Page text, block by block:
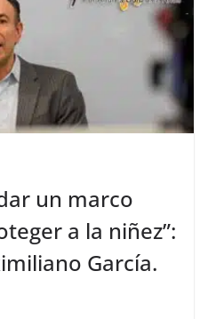
un marco
a la niñez”:
García.